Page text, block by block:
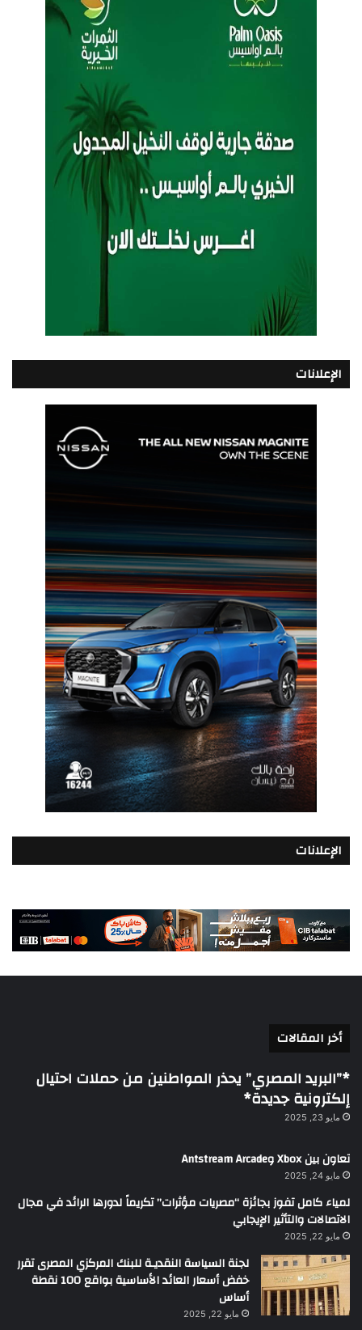
الإعلانات
الإعلانات
أخر المقالات
*”البريد المصري” يحذر المواطنين من حملات احتيال
إلكترونية جديدة*
مايو 23, 2025
تعاون بين Xbox وAntstream Arcade
مايو 24, 2025
لمياء كامل تفوز بجائزة “مصريات مؤثرات” تكريماً لدورها الرائد في مجال
الاتصالات والتأثير الإيجابي
مايو 22, 2025
لجنة السياسة النقديـة للبنك المركزي المصرى تقرر
خفض أسعار العائد الأساسية بواقع 100 نقطة
أساس
مايو 22, 2025